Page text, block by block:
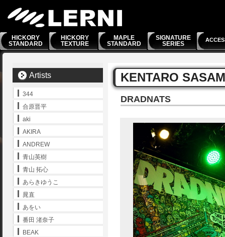
HICKORY
STANDARD
HICKORY
TEXTURE
MAPLE
STANDARD
SIGNATURE
SERIES
KENTARO
DRADNATS
Artists
344
合原晋平
aki
AKIRA
ANDREW
青山英樹
青山 拓心
あらきゆうこ
晁直
あをい
番田 渚奈子
BEAK